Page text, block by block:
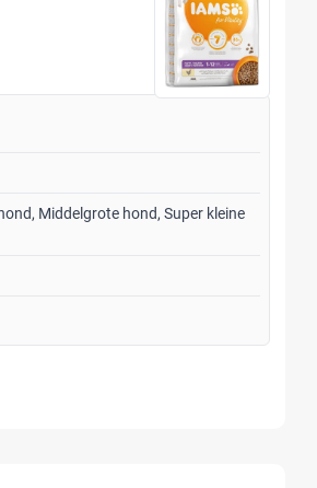
Middelgrote hond, Super kleine